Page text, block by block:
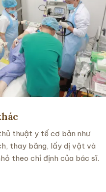
dõi và can thiệp các bệnh lý
thuật y tế cơ bản như
thay băng, lấy dị vật và
theo chỉ định của bác sĩ.